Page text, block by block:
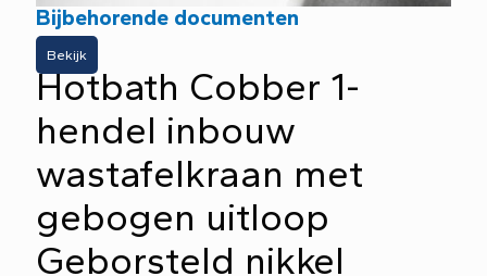
Bijbehorende documenten
Bekijk
Hotbath Cobber 1-
hendel inbouw
wastafelkraan met
gebogen uitloop
Geborsteld nikkel